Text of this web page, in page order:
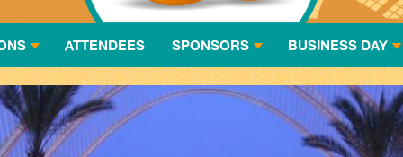
ATTENDEES SPONSORS BUSINESS DAY